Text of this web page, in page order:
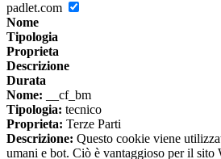
padlet.com
Nome
Tipologia
Proprieta
Descrizione
Durata
Nome: __cf_bm
Tipologia: tecnico
Proprieta: Terze Parti
Descrizione: Questo cookie viene
umani e bot. Ciò è vantaggioso per il sito